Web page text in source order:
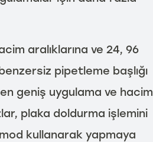
aralıklarına ve 24, 96
pipetleme başlığı
geniş uygulama ve hacim
plaka doldurma işlemini
kullanarak yapmaya